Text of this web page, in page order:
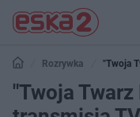
Rozrywka
"Twoja
Kiedy i o której godzinie
"Twoja